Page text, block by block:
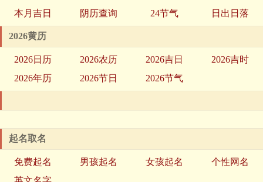
本月吉日
阴历查询 24节气 日出日落
2026黄历
2026日历 2026农历 2026吉日
2026吉时
2026年历
2026节日 2026节气
起名取名
免费起名 男孩起名 女孩起名
个性网名